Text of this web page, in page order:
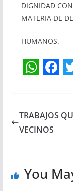
DIGNIDAD
MATERIA DE
HUMANOS.-
a
t
A
p
c
e
o
o
i
r
TRABAJOS
VECINOS
You